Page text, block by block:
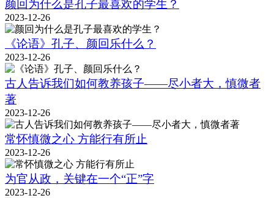
颜回为什么是孔子最喜欢的学生？
2023-12-26
《论语》孔子、颜回乐什么？
2023-12-26
古人告诉我们如何教养孩子——尽小者大，慎微者
著
2023-12-26
常怀慎微之心 方能行有所止
2023-12-26
为官从政，关键在一个“正”字
2023-12-26